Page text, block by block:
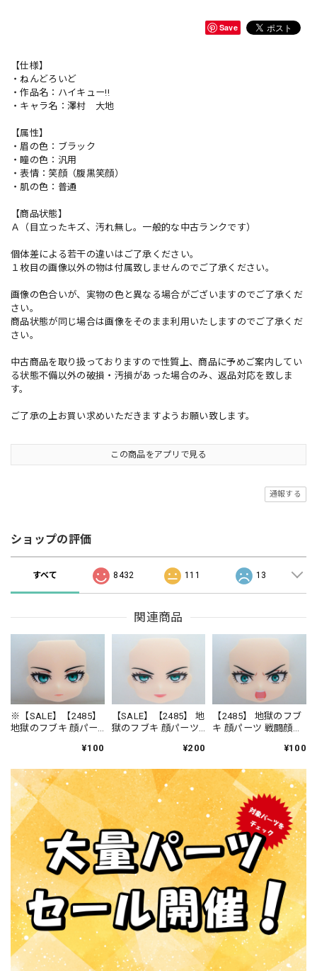
Save
【仕様】
・ねんどろいど
・作品名：ハイキュー!!
・キャラ名：澤村 大地
【属性】
・眉の色：ブラック
・瞳の色：汎用
・表情：笑顔（腹黒笑顔）
・肌の色：普通
【商品状態】
Ａ（目立ったキズ、汚れ無し。一般的な中古ランクです）
個体差による若干の違いはご了承ください。
１枚目の画像以外の物は付属致しませんのでご了承ください。
画像の色合いが、実物の色と異なる場合がございますのでご了承くだ
さい。
商品状態が同じ場合は画像をそのまま利用いたしますのでご了承くだ
さい。
中古商品を取り扱っておりますので性質上、商品に予めご案内してい
る状態不備以外の破損・汚損があった場合のみ、返品対応を致しま
す。
ご了承の上お買い求めいただきますようお願い致します。
この商品をアプリで見る
通報する
ショップの評価
すべて 8432 111 13
関連商品
※【SALE】【2485】
地獄のフブキ 顔パー
¥100
【SALE】【2485】 地
獄のフブキ 顔パーツ
¥200
【2485】 地獄のフブ
キ 顔パーツ 戦闘顔
¥100